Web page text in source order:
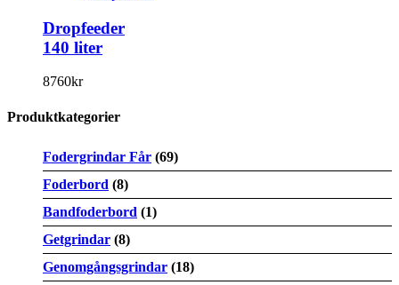
Dropfeeder
140 liter
8760kr
Produktkategorier
Fodergrindar Får (69)
Foderbord (8)
Bandfoderbord (1)
Getgrindar (8)
Genomgångsgrindar (18)